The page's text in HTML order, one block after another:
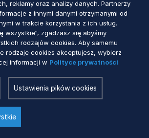
"Gramy w zielone"
również
informacji w Polityce prywatności
Ustawienia pików cookies